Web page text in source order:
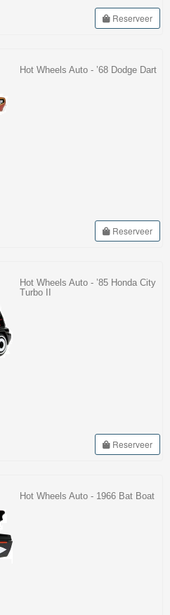
Reserveer
Hot Wheels Auto - ’68 Dodge Dart
Reserveer
Hot Wheels Auto - ’85 Honda City
Turbo II
Reserveer
Hot Wheels Auto - 1966 Bat Boat